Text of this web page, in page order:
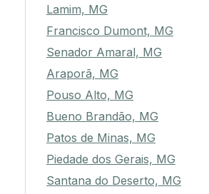
Lamim, MG
Francisco Dumont, MG
Senador Amaral, MG
Araporã, MG
Pouso Alto, MG
Bueno Brandão, MG
Patos de Minas, MG
Piedade dos Gerais, MG
Santana do Deserto, MG